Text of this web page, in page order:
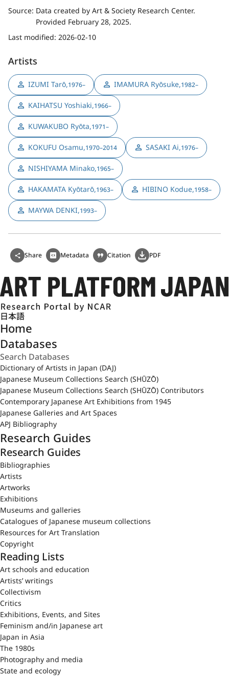
Source: Data created by Art & Society Research Center.
Provided February 28, 2025.
Last modified: 2026-02-10
Artists
IZUMI Tarō,1976– IMAMURA Ryōsuke,1982–
KAIHATSU Yoshiaki,1966–
KUWAKUBO Ryōta,1971–
KOKUFU Osamu,1970–2014 SASAKI Ai,1976–
NISHIYAMA Minako,1965–
HAKAMATA Kyōtarō,1963– HIBINO Kodue,1958–
MAYWA DENKI,1993–
Share Metadata Citation PDF
日本語
Home
Databases
Dictionary of Artists in Japan (DAJ)
Japanese Museum Collections Search (SHŪZŌ)
Japanese Museum Collections Search (SHŪZŌ) Contributors
Contemporary Japanese Art Exhibitions from 1945
Japanese Galleries and Art Spaces
APJ Bibliography
Research Guides
Research Guides
Bibliographies
Artists
Artworks
Exhibitions
Museums and galleries
Catalogues of Japanese museum collections
Resources for Art Translation
Copyright
Reading Lists
Art schools and education
Artists’ writings
Collectivism
Critics
Exhibitions, Events, and Sites
Feminism and/in Japanese art
Japan in Asia
The 1980s
Photography and media
State and ecology